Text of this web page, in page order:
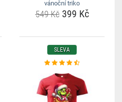
vánoční triko
549 Kč399 Kč
SLEVA